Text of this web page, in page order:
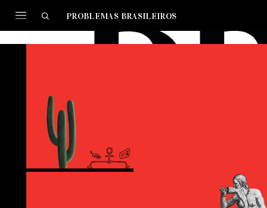
PROBLEMAS BRASILEIROS